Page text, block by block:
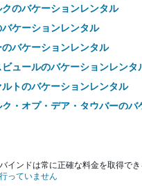
のバケーションレンタル
ケーションレンタル
バケーションレンタル
ュールのバケーションレンタ
トのバケーションレンタル
・オプ・デア・タウバーのバ
ハのバケーションレンタル
ウのバケーションレンタル
インドは常に正確な料金を取得でき
っていません